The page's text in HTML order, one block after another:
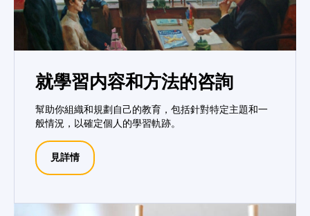
就學習内容和方法的咨詢
幫助你組織和規劃自己的教育，包括針對特定主題和一
般情況，以確定個人的學習軌跡。
見詳情